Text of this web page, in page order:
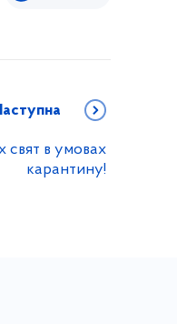
свят в умовах
карантину!